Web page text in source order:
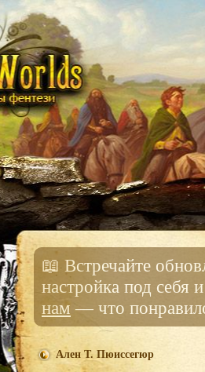
📖 Встречайте
настройка под себя
нам — что
Ален Т. Пюиссегюр